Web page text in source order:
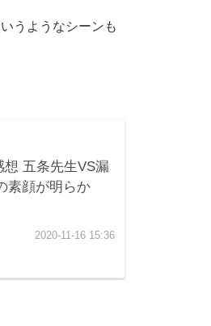
うようなシーンも